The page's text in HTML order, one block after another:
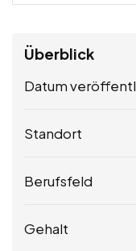
Überblick
Datum
Standort
Berufsfeld
Gehalt